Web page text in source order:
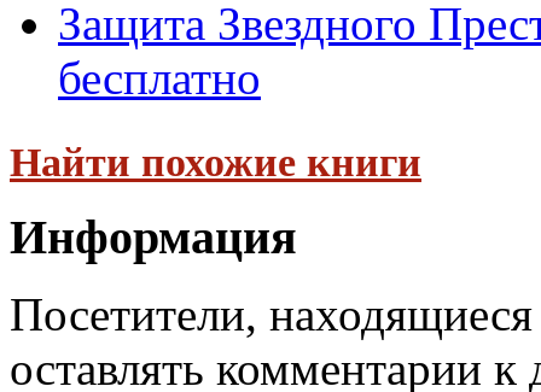
Защита Звездного
бесплатно
Найти похожие книги
Информация
Посетители,
оставлять комментарии к